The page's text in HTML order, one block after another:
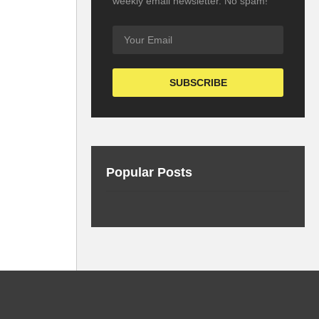
Popular Posts